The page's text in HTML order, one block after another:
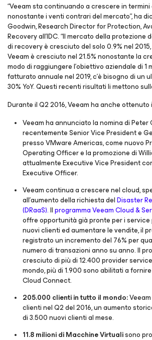
“Veeam sta continuando a crescere in
nonostante i venti contrari del mercato”, ha
Goodwin, Research Director for Protection,
Recovery all’IDC. “Il mercato della protezione
di recovery è cresciuto del solo 0.9% nel
Veeam è cresciuto nel 21.5% nonostante la
modo di raggiungere l’obiettivo aziendale di 1
fatturato annuale nel 2019, c’è bisogno di un
30% YoY. Questi recenti risultati li mettono
Durante il Q2 2016, Veeam ha anche
Veeam ha annunciato la nomina di Peter
recentemente Senior Vice President e
presso VMware Americas, come nuovo
Operating Officer e la promozione di
attualmente Executive Vice President
Executive Officer.
Veeam continua a crescere nel cloud,
all’aumento della richiesta delDisaster
(DRaaS).Ilprogramma Veeam Cloud &
offre opportunità già pronte per i
nuovi clienti ed aumentare le vendite, il
registrato un incremento del 76% per
numero di transazioni anno su anno. Il
cresciuto di più di 12.400 provider
mondo, più di 1.900 sono abilitati a
Cloud Connect.
205.000 clienti in tutto il mondo:
clienti nel Q2 del 2016, un aumento
di 3.500 nuovi clienti al mese.
11.8 milioni di Macchine Virtualisono